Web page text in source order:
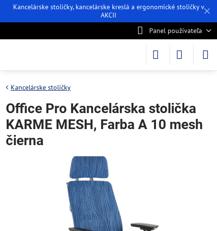
✕
Kancelárske stoličky, kancelárske kreslá a ergonomické stoličky v
AKCII
Panel používateľa
Kancelárske stoličky
Office Pro Kancelárska stolička
KARME MESH, Farba A 10 mesh
čierna